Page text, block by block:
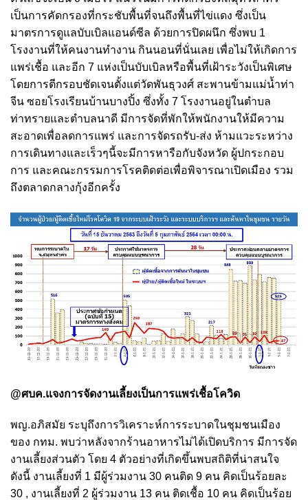
เป็นการคัดกรองที่กระชับพื้นที่จนถึงพื้นที่ไข่แดง ซึ่งเป็น
มาตรการดูแลบับเบิลแอนด์ซีล ด้วยการปิดผนึก ซึ่งพบ 1
โรงงานที่ให้คนงานทำงาน กินนอนที่นั่นเลย เพื่อไม่ให้เกิดการ
แพร่เชื้อ และอีก 7 แห่งเป็นบับเบิลหรือพื้นที่เฝ้าระวังเป็นพิเศษ
โดยการตีกรอบชัดเจนตั้งแต่วัดพันธุวงศ์ สะพานข้ามแม่น้ำท่า
จีน ซอยโรงเรียนบ้านบางปิ้ง ซึ่งทั้ง 7 โรงงานอยู่ในตำบล
ท่าทรายและตำบลนาดี มีการจัดที่พักให้พนักงานให้มีความ
สะอาดเพื่อลดการแพร่ และการจัดรถรับ-ส่ง ห้ามแวะระหว่าง
การเดินทางและเร็วๆนี้จะมีการหารือกับจังหวัด ผู้ปกระกอบ
การ และคณะกรรมการโรคติดต่อเพื่อพิจารณาเปิดเมือง รวม
ถึงตลาดกลางกุ้งอีกครั้ง
@ศบค.แจงการจัดงานเลี้ยงเป็นการแพร่เชื้อโควิด
พญ.อภิสมัย ระบุถึงการวิเคราะห์การระบาดในชุมชนเมือง
ของ กทม. พบว่าหลังจากร้านอาหารไม่ได้เปิดบริการ มีการจัด
งานเลี้ยงส่วนตัว โดย 4 ตัวอย่างที่เกิดขึ้นพบสถิติที่น่าสนใจ
ดังนี้ งานเลี้ยงที่ 1 มีผู้ร่วมงาน 30 คนติด 9 คน คิดเป็นร้อยละ
30 , งานเลี้ยงที่ 2 ผู้ร่วมงาน 13 คน ติดเชื้อ 10 คน คิดเป็นร้อย